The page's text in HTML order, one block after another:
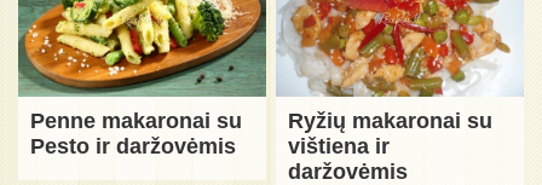
Penne makaronai su
Pesto ir daržovėmis
Ryžių makaronai su
vištiena ir
daržovėmis